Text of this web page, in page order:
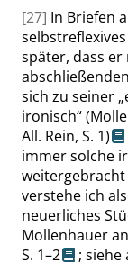
[27] In Briefen
später, dass
sich zu seiner „
ironisch“
All. Rein, S. 1)
immer solche
verstehe ich
neuerliches
Mollenhauer
S. 1–2
; siehe